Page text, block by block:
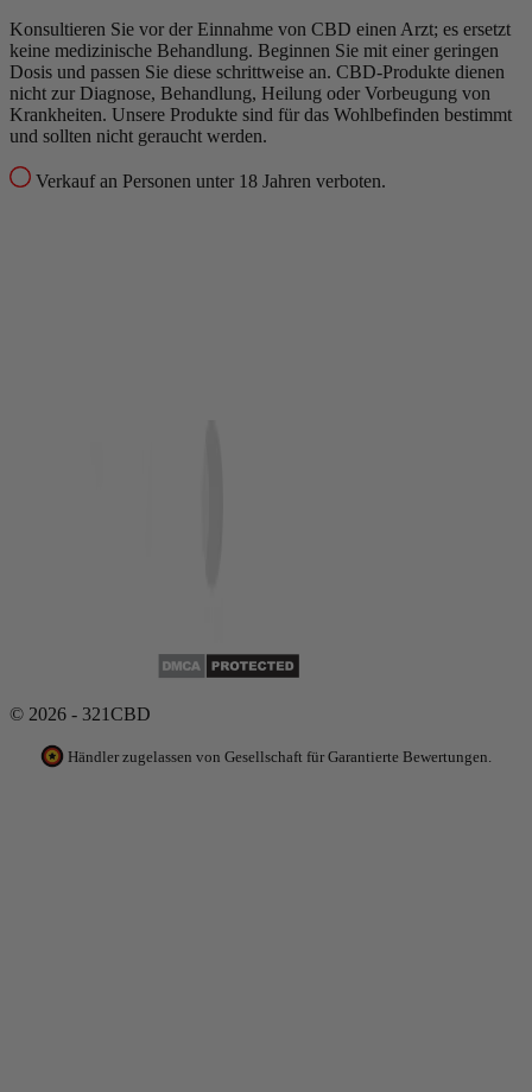
Konsultieren Sie vor der Einnahme von CBD einen Arzt; es ersetzt
keine medizinische Behandlung. Beginnen Sie mit einer geringen
Dosis und passen Sie diese schrittweise an. CBD-Produkte dienen
nicht zur Diagnose, Behandlung, Heilung oder Vorbeugung von
Krankheiten. Unsere Produkte sind für das Wohlbefinden bestimmt
und sollten nicht geraucht werden.
Verkauf an Personen unter 18 Jahren verboten.
© 2026 - 321CBD
Händler zugelassen von Gesellschaft für Garantierte Bewertungen.